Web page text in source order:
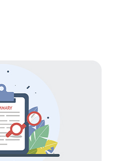
速的网络连接。它利用了